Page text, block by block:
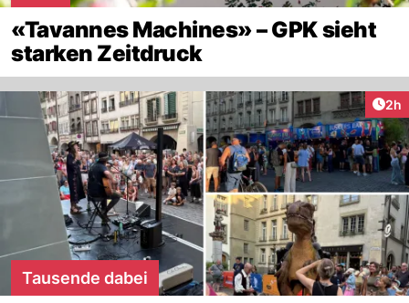
«Tavannes Machines» – GPK sieht
starken Zeitdruck
2h
Tausende dabei